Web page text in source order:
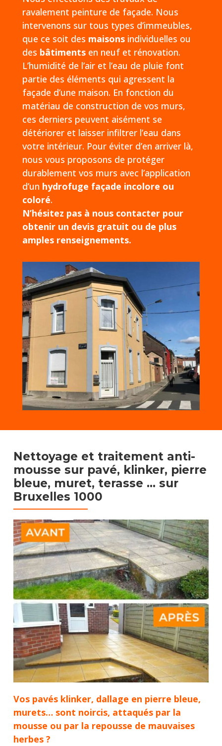
ravalement peinture de façade. Nous
intervenons sur tous types d’immeubles,
que ce soit des maisonsindividuelles ou
des bâtimentsen neuf et rénovation.
L’humidité de l’air et l’eau de pluie font
partie des éléments qui agressent la
façade d’une maison. En fonction du
matériau de construction de vos murs,
ces derniers peuvent aisément se
détériorer et laisser infiltrer l’eau dans
votre intérieur. Pour éviter d’en arriver là,
nous vous proposons de protéger
durablement vos murs avec l’application
d’un hydrofuge façade incolore ou
coloré.
N’hésitez pas à nous contacter pour
obtenir un devis gratuit ou de plus
amples renseignements.
Nettoyage et traitement anti-
mousse sur pavé, klinker, pierre
bleue, muret, terasse …​ sur
Bruxelles 1000
Vos pavés klinker, dallage en pierre bleue,
murets… sont noircis, attaqués par la
mousse ou par la repousse de mauvaises
herbes ?